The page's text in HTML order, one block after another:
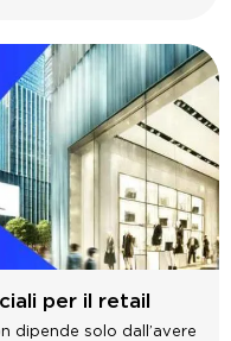
per il retail
dipende solo dall’avere